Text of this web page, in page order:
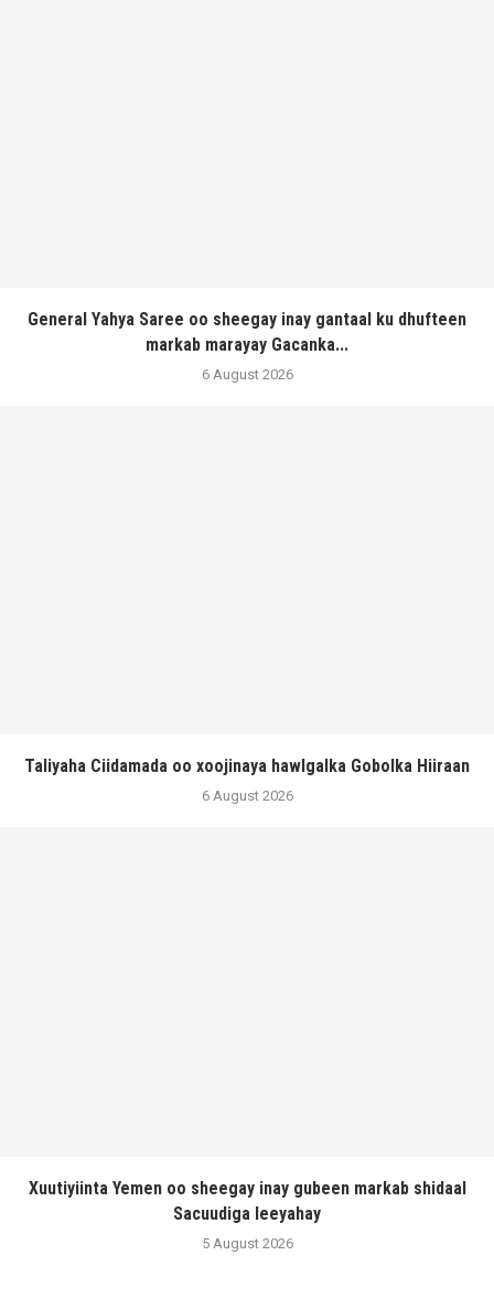
General Yahya Saree oo sheegay inay gantaal ku dhufteen
markab marayay Gacanka...
6 August 2026
Taliyaha Ciidamada oo xoojinaya hawlgalka Gobolka Hiiraan
6 August 2026
Xuutiyiinta Yemen oo sheegay inay gubeen markab shidaal
Sacuudiga leeyahay
5 August 2026